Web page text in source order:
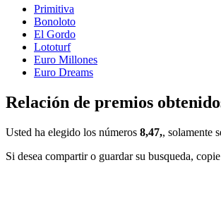
Primitiva
Bonoloto
El Gordo
Lototurf
Euro Millones
Euro Dreams
Relación de premios
Usted ha elegido los números 8,47,, solamente
Si desea compartir o guardar su busqueda,